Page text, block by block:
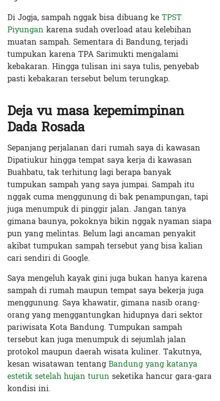
Di Jogja, sampah nggak bisa dibuang keTPST
Piyungan karena sudah overload atau kelebihan
muatan sampah. Sementara di Bandung, terjadi
tumpukan karena TPA Sarimukti mengalami
kebakaran. Hingga tulisan ini saya tulis, penyebab
pasti kebakaran tersebut belum terungkap.
Deja vu masa kepemimpinan
Dada Rosada
Sepanjang perjalanan dari rumah saya di kawasan
Dipatiukur hingga tempat saya kerja di kawasan
Buahbatu, tak terhitung lagi berapa banyak
tumpukan sampah yang saya jumpai. Sampah itu
nggak cuma menggunung di bak penampungan, tapi
juga menumpuk di pinggir jalan. Jangan tanya
gimana baunya, pokoknya bikin nggak nyaman siapa
pun yang melintas. Belum lagi ancaman penyakit
akibat tumpukan sampah tersebut yang bisa kalian
cari sendiri di Google.
Saya mengeluh kayak gini juga bukan hanya karena
sampah di rumah maupun tempat saya bekerja juga
menggunung. Saya khawatir, gimana nasib orang-
orang yang menggantungkan hidupnya dari sektor
pariwisata Kota Bandung. Tumpukan sampah
tersebut kan juga menumpuk di sejumlah jalan
protokol maupun daerah wisata kuliner. Takutnya,
kesan wisatawan tentangBandung yang katanya
estetik setelah hujan turun seketika hancur gara-gara
kondisi ini.